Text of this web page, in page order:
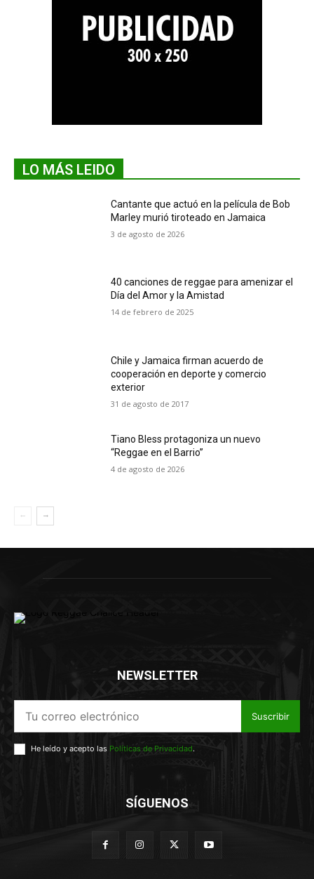
LO MÁS LEIDO
Cantante que actuó en la película de Bob
Marley murió tiroteado en Jamaica
3 de agosto de 2026
40 canciones de reggae para amenizar el
Día del Amor y la Amistad
14 de febrero de 2025
Chile y Jamaica firman acuerdo de
cooperación en deporte y comercio
exterior
31 de agosto de 2017
Tiano Bless protagoniza un nuevo
“Reggae en el Barrio”
4 de agosto de 2026
NEWSLETTER
Suscribir
He leído y acepto las Políticas de Privacidad.
SÍGUENOS